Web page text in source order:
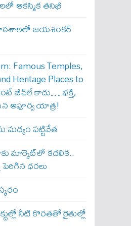
ఆకస్మిక తనిఖీ
జయశంకర్
Famous Temples,
Heritage Places to
బీచ్‌లే కాదు… భక్తి,
అపూర్వ యాత్ర!
మద్యం పట్టివేత
మార్కెట్‌లో కదలిక..
పెరిగిన ధరలు
నీటి కొరతతో రైతుల్లో